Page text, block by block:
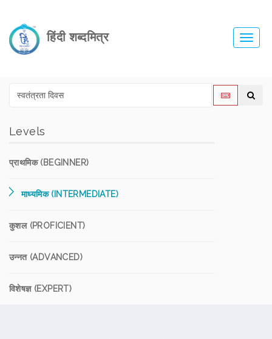
हिंदी शब्दमित्र
Levels
प्राथमिक (BEGINNER)
माध्यमिक (INTERMEDIATE)
कुशल (PROFICIENT)
उन्नत (ADVANCED)
विशेषज्ञ (EXPERT)